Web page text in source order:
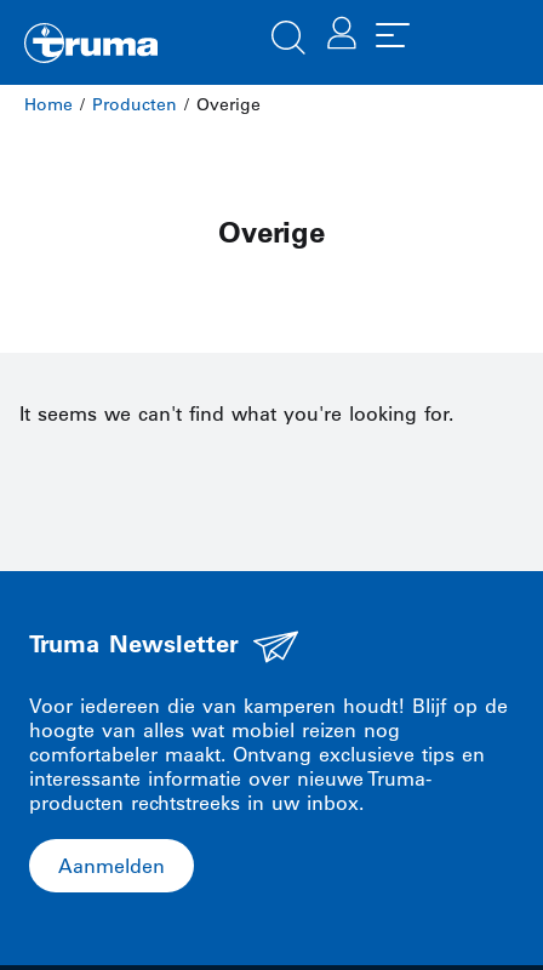
Home / Producten / Overige
Overige
It seems we can't find what you're looking for.
Truma Newsletter
Voor iedereen die van kamperen houdt! Blijf op de
hoogte van alles wat mobiel reizen nog
comfortabeler maakt. Ontvang exclusieve tips en
interessante informatie over nieuwe Truma-
producten rechtstreeks in uw inbox.
Aanmelden